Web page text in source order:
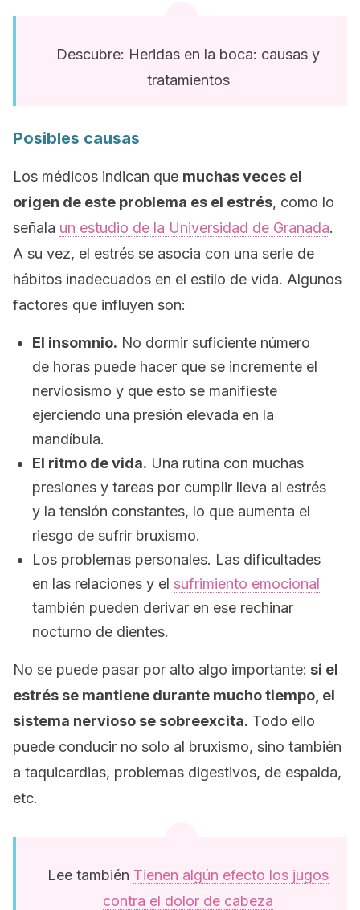
Descubre: Heridas en la boca: causas y
tratamientos
Posibles causas
Los médicos indican que muchas veces el
origen de este problema es el estrés, como lo
señala un estudio de la Universidad de Granada.
A su vez, el estrés se asocia con una serie de
hábitos inadecuados en el estilo de vida. Algunos
factores que influyen son:
El insomnio. No dormir suficiente número
de horas puede hacer que se incremente el
nerviosismo y que esto se manifieste
ejerciendo una presión elevada en la
mandíbula.
El ritmo de vida. Una rutina con muchas
presiones y tareas por cumplir lleva al estrés
y la tensión constantes, lo que aumenta el
riesgo de sufrir bruxismo.
Los problemas personales. Las dificultades
en las relaciones y el sufrimiento emocional
también pueden derivar en ese rechinar
nocturno de dientes.
No se puede pasar por alto algo importante: si el
estrés se mantiene durante mucho tiempo, el
sistema nervioso se sobreexcita. Todo ello
puede conducir no solo al bruxismo, sino también
a taquicardias, problemas digestivos, de espalda,
etc.
Lee también Tienen algún efecto los jugos
contra el dolor de cabeza